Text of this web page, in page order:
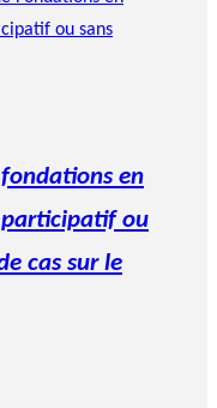
en
ou
cas sur le